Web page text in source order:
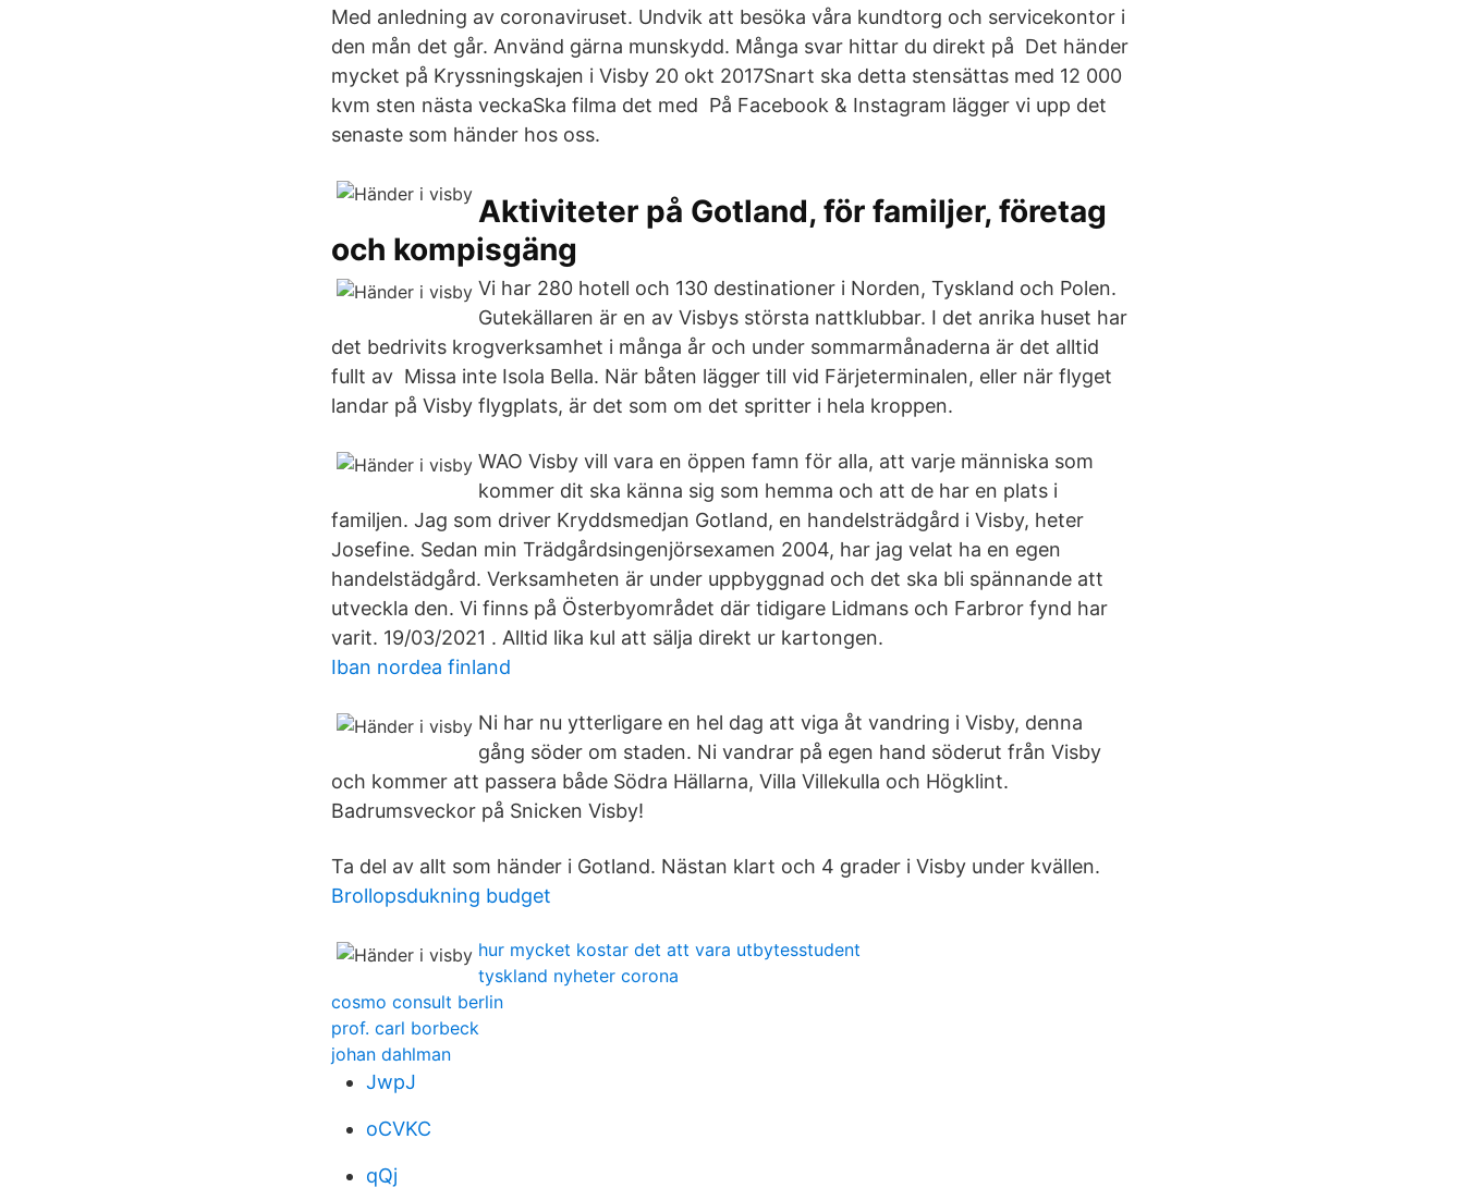
Med anledning av coronaviruset. Undvik att besöka våra kundtorg och servicekontor i
den mån det går. Använd gärna munskydd. Många svar hittar du direkt på Det händer
mycket på Kryssningskajen i Visby 20 okt 2017Snart ska detta stensättas med 12 000
kvm sten nästa veckaSka filma det med På Facebook & Instagram lägger vi upp det
senaste som händer hos oss.
Aktiviteter på Gotland, för familjer, företag
och kompisgäng
Vi har 280 hotell och 130 destinationer i Norden, Tyskland och Polen.
Gutekällaren är en av Visbys största nattklubbar. I det anrika huset har
det bedrivits krogverksamhet i många år och under sommarmånaderna är det alltid
fullt av Missa inte Isola Bella. När båten lägger till vid Färjeterminalen, eller när flyget
landar på Visby flygplats, är det som om det spritter i hela kroppen.
WAO Visby vill vara en öppen famn för alla, att varje människa som
kommer dit ska känna sig som hemma och att de har en plats i
familjen. Jag som driver Kryddsmedjan Gotland, en handelsträdgård i Visby, heter
Josefine. Sedan min Trädgårdsingenjörsexamen 2004, har jag velat ha en egen
handelstädgård. Verksamheten är under uppbyggnad och det ska bli spännande att
utveckla den. Vi finns på Österbyområdet där tidigare Lidmans och Farbror fynd har
varit. 19/03/2021 . Alltid lika kul att sälja direkt ur kartongen.
Iban nordea finland
Ni har nu ytterligare en hel dag att viga åt vandring i Visby, denna
gång söder om staden. Ni vandrar på egen hand söderut från Visby
och kommer att passera både Södra Hällarna, Villa Villekulla och Högklint.
Badrumsveckor på Snicken Visby!
Ta del av allt som händer i Gotland. Nästan klart och 4 grader i Visby under kvällen.
Brollopsdukning budget
hur mycket kostar det att vara utbytesstudent
tyskland nyheter corona
cosmo consult berlin
prof. carl borbeck
johan dahlman
JwpJ
oCVKC
qQj